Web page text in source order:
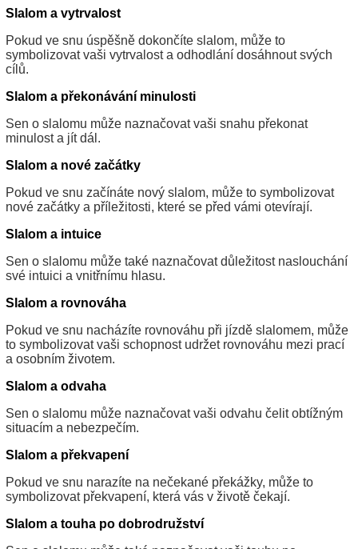
Slalom a vytrvalost
Pokud ve snu úspěšně dokončíte slalom, může to
symbolizovat vaši vytrvalost a odhodlání dosáhnout svých
cílů.
Slalom a překonávání minulosti
Sen o slalomu může naznačovat vaši snahu překonat
minulost a jít dál.
Slalom a nové začátky
Pokud ve snu začínáte nový slalom, může to symbolizovat
nové začátky a příležitosti, které se před vámi otevírají.
Slalom a intuice
Sen o slalomu může také naznačovat důležitost naslouchání
své intuici a vnitřnímu hlasu.
Slalom a rovnováha
Pokud ve snu nacházíte rovnováhu při jízdě slalomem, může
to symbolizovat vaši schopnost udržet rovnováhu mezi prací
a osobním životem.
Slalom a odvaha
Sen o slalomu může naznačovat vaši odvahu čelit obtížným
situacím a nebezpečím.
Slalom a překvapení
Pokud ve snu narazíte na nečekané překážky, může to
symbolizovat překvapení, která vás v životě čekají.
Slalom a touha po dobrodružství